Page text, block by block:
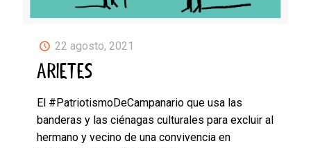
22 agosto, 2021
ARIETES
El #PatriotismoDeCampanario que usa las
banderas y las ciénagas culturales para excluir al
hermano y vecino de una convivencia en